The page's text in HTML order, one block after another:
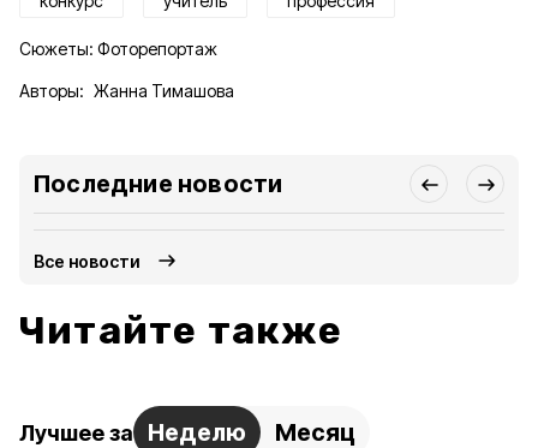
Сюжеты: Фоторепортаж
Авторы: Жанна Тимашова
Последние новости
Все новости
Читайте также
Лучшее за Неделю Месяц